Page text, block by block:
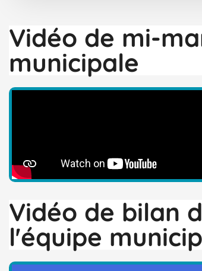
Vidéo de mi-
municipale
Vidéo de bilan
l'équipe